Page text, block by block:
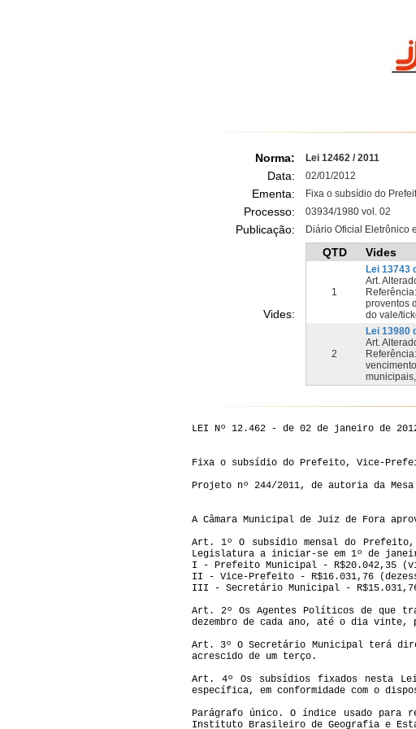
Norma: Lei 12462 / 2011
Data: 02/01/2012
Ementa: Fixa o subsídio do
Processo: 03934/1980 vol. 02
Publicação: Diário Oficial Eletrônico
Vides:
QTD Vides
1
Lei 13743
Art.
proventos
do vale/
2
Lei 13980
Art.
LEI Nº 12.462 - de 02 de janeiro de
Fixa o subsídio do Prefeito, Vice-
Projeto nº 244/2011, de autoria da
A Câmara Municipal de Juiz de Fora
Art. 1º O subsídio mensal do
Legislatura a iniciar-se em 1º de
I - Prefeito Municipal - R$20.042,35
II - Vice-Prefeito - R$16.031,76
III - Secretário Municipal -
Art. 2º Os Agentes Políticos de que
dezembro de cada ano, até o dia
Art. 3º O Secretário Municipal terá
acrescido de um terço.
Art. 4º Os subsídios fixados nesta
específica, em conformidade com o
Parágrafo único. O índice usado para
Instituto Brasileiro de Geografia e